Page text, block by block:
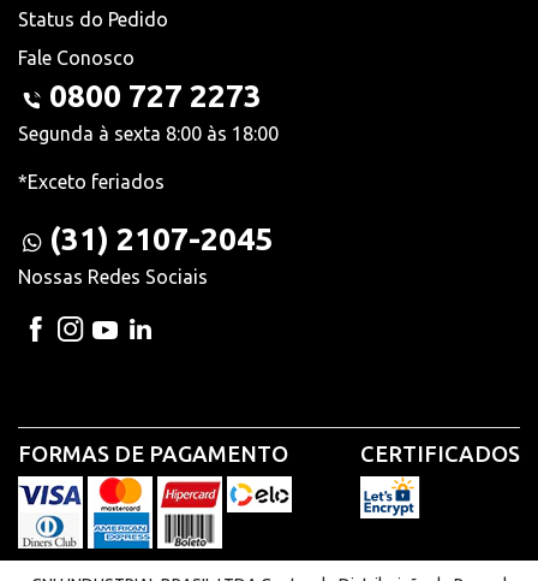
Status do Pedido
Fale Conosco
0800 727 2273
Segunda à sexta 8:00 às 18:00
*Exceto feriados
(31) 2107-2045
Nossas Redes Sociais
FORMAS DE PAGAMENTO CERTIFICADOS